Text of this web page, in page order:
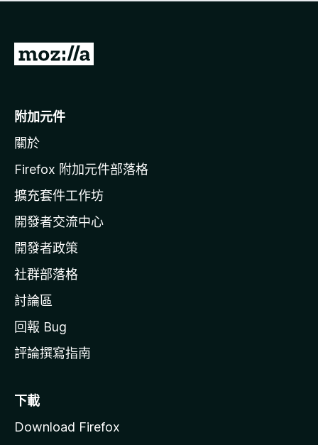
有
前
o
i
l
a
官
網
附加元件
關於
Firefox 附加元件部落格
擴充套件工作坊
開發者交流中心
開發者政策
社群部落格
討論區
回報 Bug
評論撰寫指南
下載
Download Firefox